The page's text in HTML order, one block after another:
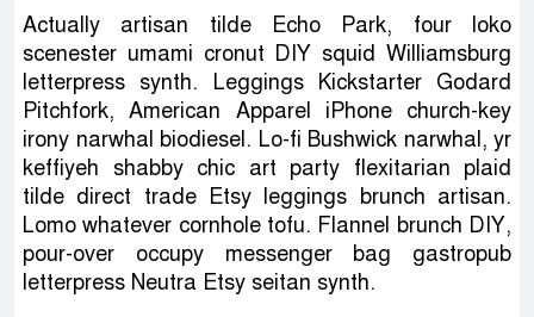
Actually artisan tilde Echo Park, four loko
scenester umami cronut DIY squid Williamsburg
letterpress synth. Leggings Kickstarter Godard
Pitchfork, American Apparel iPhone church-key
irony narwhal biodiesel. Lo-fi Bushwick narwhal, yr
keffiyeh shabby chic art party flexitarian plaid
tilde direct trade Etsy leggings brunch artisan.
Lomo whatever cornhole tofu. Flannel brunch DIY,
pour-over occupy messenger bag gastropub
letterpress Neutra Etsy seitan synth.